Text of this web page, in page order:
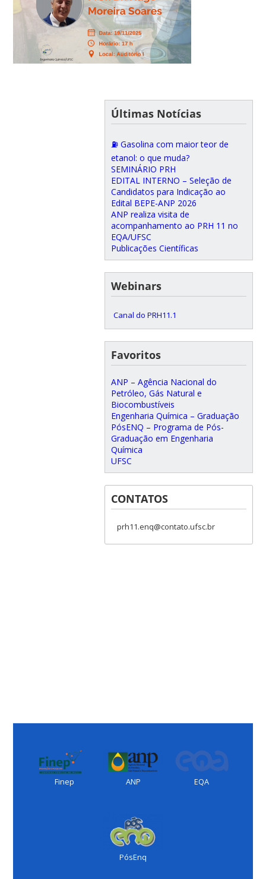
Últimas Notícias
⛽ Gasolina com maior teor de
etanol: o que muda?
SEMINÁRIO PRH
EDITAL INTERNO – Seleção de
Candidatos para Indicação ao
Edital BEPE-ANP 2026
ANP realiza visita de
acompanhamento ao PRH 11 no
EQA/UFSC
Publicações Científicas
Webinars
Canal do PRH11.1
Favoritos
ANP – Agência Nacional do
Petróleo, Gás Natural e
Biocombustíveis
Engenharia Química – Graduação
PósENQ – Programa de Pós-
Graduação em Engenharia
Química
UFSC
CONTATOS
prh11.enq@contato.ufsc.br
Finep ANP EQA
PósEnq